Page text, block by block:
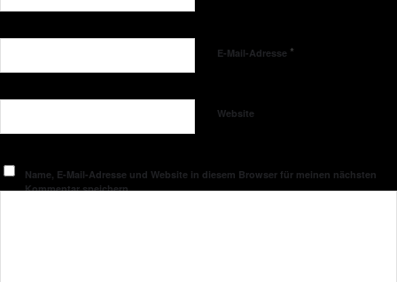
E-Mail-Adresse *
Website
Name, E-Mail-Adresse und Website in diesem Browser für meinen nächsten
Kommentar speichern.